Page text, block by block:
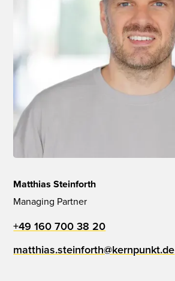
Matthias Steinforth
Managing Partner
+49 160 700 38 20
matthias.steinforth@kernpunkt.de